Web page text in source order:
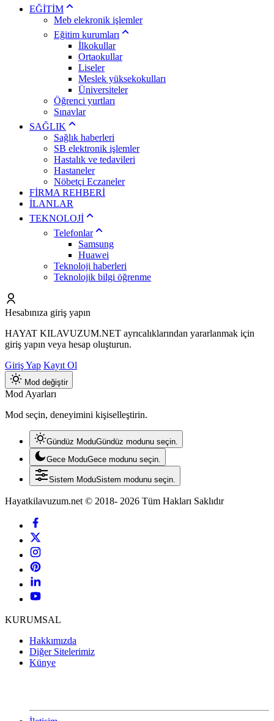
EĞİTİM
Meb elekronik işlemler
Eğitim kurumları
İlkokullar
Ortaokullar
Liseler
Meslek yüksekokulları
Üniversiteler
Öğrenci yurtları
Sınavlar
SAĞLIK
Sağlık haberleri
SB elektronik işlemler
Hastalık ve tedavileri
Hastaneler
Nöbetçi Eczaneler
FİRMA REHBERİ
İLANLAR
TEKNOLOJİ
Telefonlar
Samsung
Huawei
Teknoloji haberleri
Teknolojik bilgi öğrenme
Hesabınıza giriş yapın
HAYAT KILAVUZUM.NET ayrıcalıklarından yararlanmak için
giriş yapın veya hesap oluşturun.
Giriş Yap Kayıt Ol
Mod değiştir
Mod Ayarları
Mod seçin, deneyimini kişiselleştirin.
Gündüz ModuGündüz modunu seçin.
Gece ModuGece modunu seçin.
Sistem ModuSistem modunu seçin.
Hayatkilavuzum.net © 2018- 2026 Tüm Hakları Saklıdır
KURUMSAL
Hakkımızda
Diğer Sitelerimiz
Künye